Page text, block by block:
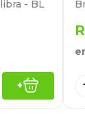
- BL
+